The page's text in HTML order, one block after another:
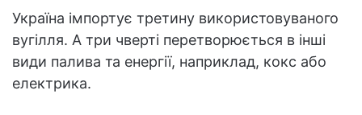
Україна імпортує третину використовуваного
вугілля. А три чверті перетворюється в інші
види палива та енергії, наприклад, кокс або
електрика.